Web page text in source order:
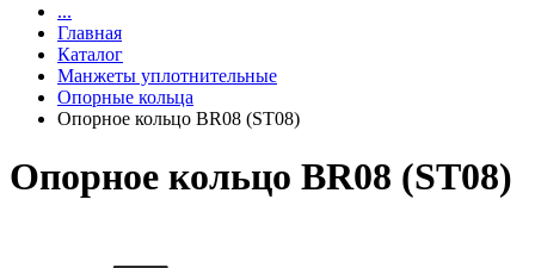
...
Главная
Каталог
Манжеты уплотнительные
Опорные кольца
Опорное кольцо BR08 (ST08)
Опорное кольцо BR08 (ST08)